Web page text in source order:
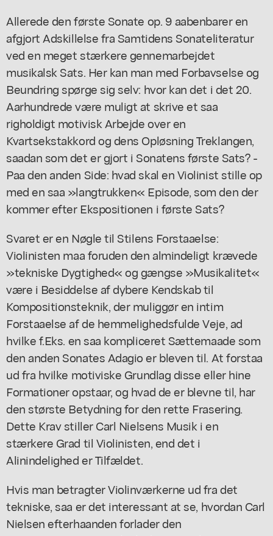
Allerede den første Sonate op. 9 aabenbarer en
afgjort Adskillelse fra Samtidens Sonateliteratur
ved en meget stærkere gennemarbejdet
musikalsk Sats. Her kan man med Forbavselse og
Beundring spørge sig selv: hvor kan det i det 20.
Aarhundrede være muligt at skrive et saa
righoldigt motivisk Arbejde over en
Kvartsekstakkord og dens Opløsning Treklangen,
saadan som det er gjort i Sonatens første Sats? -
Paa den anden Side: hvad skal en Violinist stille op
med en saa »langtrukken« Episode, som den der
kommer efter Ekspositionen i første Sats?
Svaret er en Nøgle til Stilens Forstaaelse:
Violinisten maa foruden den almindeligt krævede
»tekniske Dygtighed« og gængse »Musikalitet«
være i Besiddelse af dybere Kendskab til
Kompositionsteknik, der muliggør en intim
Forstaaelse af de hemmelighedsfulde Veje, ad
hvilke f.Eks. en saa kompliceret Sættemaade som
den anden Sonates Adagio er bleven til. At forstaa
ud fra hvilke motiviske Grundlag disse eller hine
Formationer opstaar, og hvad de er blevne til, har
den største Betydning for den rette Frasering.
Dette Krav stiller Carl Nielsens Musik i en
stærkere Grad til Violinisten, end det i
Alinindelighed er Tilfældet.
Hvis man betragter Violinværkerne ud fra det
tekniske, saa er det interessant at se, hvordan Carl
Nielsen efterhaanden forlader den